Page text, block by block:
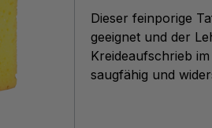
Dieser feinporige
geeignet und der
Kreideaufschrieb
saugfähig und